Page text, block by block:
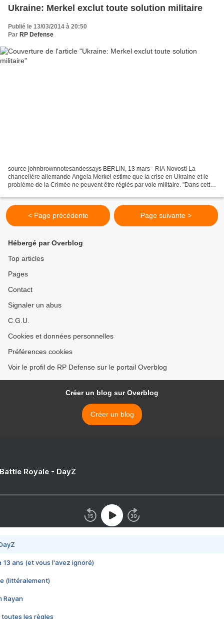
Ukraine: Merkel exclut toute solution militaire
Publié le 13/03/2014 à 20:50
Par RP Defense
source johnbrownnotesandessays BERLIN, 13 mars - RIA Novosti La
chancelière allemande Angela Merkel estime que la crise en Ukraine et le
problème de la Crimée ne peuvent être réglés par voie militaire. "Dans cette
< Page précédente Page suivante >
Hébergé par Overblog
Top articles
Pages
Contact
Signaler un abus
C.G.U.
Cookies et données personnelles
Préférences cookies
Voir le profil de RP Defense sur le portail Overblog
Créer un blog sur Overblog
Créer un blog
Royale - DayZ
13 ans (et vous l'avez ignoré)
(littéralement)
Rayan
toutes les règles